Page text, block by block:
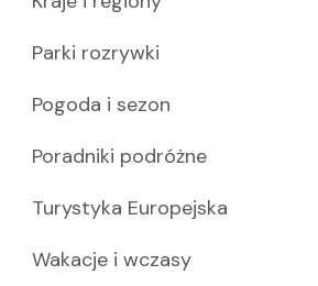
Parki rozrywki
Pogoda i sezon
Poradniki podróżne
Turystyka Europejska
Wakacje i wczasy